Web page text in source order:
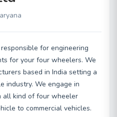
for engineering
for your four wheelers. We
based in India setting a
industry. We engage in
all kind of four wheeler
to commercial vehicles.